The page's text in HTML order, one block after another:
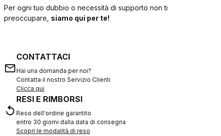
Per ogni tuo dubbio o necessità di supporto non ti
preoccupare, siamo qui per te!
email
CONTATTACI
Hai una domanda per noi?
Contatta il nostro Servizio Clienti
Clicca qui
replay
RESI E RIMBORSI
Reso dell'ordine garantito
entro 30 giorni dalla data di consegna
Scopri le modalità di reso